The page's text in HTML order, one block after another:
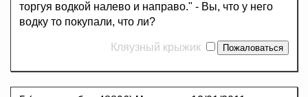
торгуя водкой налево и направо." - Вы, что у него
водку то покупали, что ли?
Кляузный крыжик